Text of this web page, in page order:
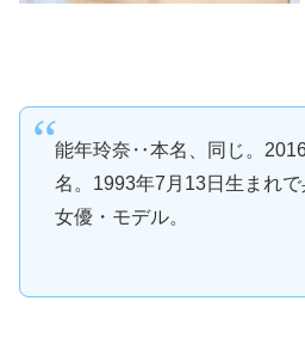
能年玲奈‥本名、同じ。2016
名。1993年7月13日生まれ
女優・モデル。